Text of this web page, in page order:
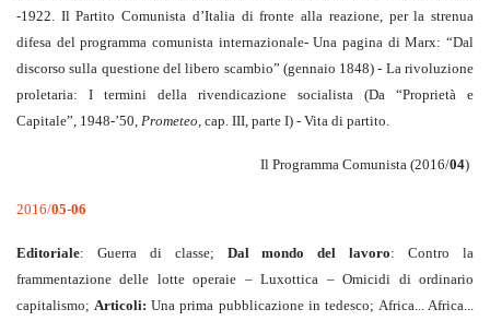
-1922. Il Partito Comunista d’Italia di fronte alla reazione, per la strenua
difesa del programma comunista internazionale- Una pagina di Marx: “Dal
discorso sulla questione del libero scambio” (gennaio 1848) - La rivoluzione
proletaria: I termini della rivendicazione socialista (Da “Proprietà e
Capitale”, 1948-’50, Prometeo, cap. III, parte I) - Vita di partito.
Il Programma Comunista (2016/04)
2016/05-06
Editoriale: Guerra di classe; Dal mondo del lavoro: Contro la
frammentazione delle lotte operaie – Luxottica – Omicidi di ordinario
capitalismo;Articoli:Una prima pubblicazione in tedesco; Africa... Africa...